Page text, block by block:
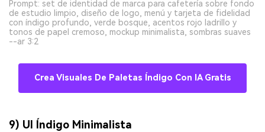
Prompt: set de identidad de marca para cafetería sobre fondo
de estudio limpio, diseño de logo, menú y tarjeta de fidelidad
con índigo profundo, verde bosque, acentos rojo ladrillo y
tonos de papel cremoso, mockup minimalista, sombras suaves
--ar 3:2
Crea Visuales De Paletas Índigo Con IA Gratis
9) UI Índigo Minimalista